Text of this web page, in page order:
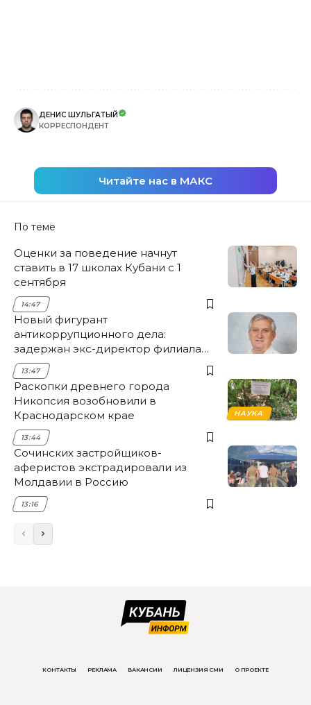
ДЕНИС ШУЛЬГАТЫЙ
КОРРЕСПОНДЕНТ
Читайте нас в МАКС
По теме
Оценки за поведение начнут
ставить в 17 школах Кубани с 1
сентября
14:47
Новый фигурант
антикоррупционного дела:
задержан экс-директор филиала
НЭСК Крымска
13:47
НАУКА
Раскопки древнего города
Никопсия возобновили в
Краснодарском крае
13:44
Сочинских застройщиков-
аферистов экстрадировали из
Молдавии в Россию
13:16
КОНТАКТЫ РЕКЛАМА ВАКАНСИИ ЛИЦЕНЗИЯ СМИ О ПРОЕКТЕ